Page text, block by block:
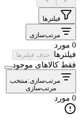
فیلترها
مرتب‌سازی
0 مورد
فیلترها
حذف فیلترها
فقط کالاهای موجود
مرتب‌سازی:منتخب
مرتب‌سازی
0 مورد